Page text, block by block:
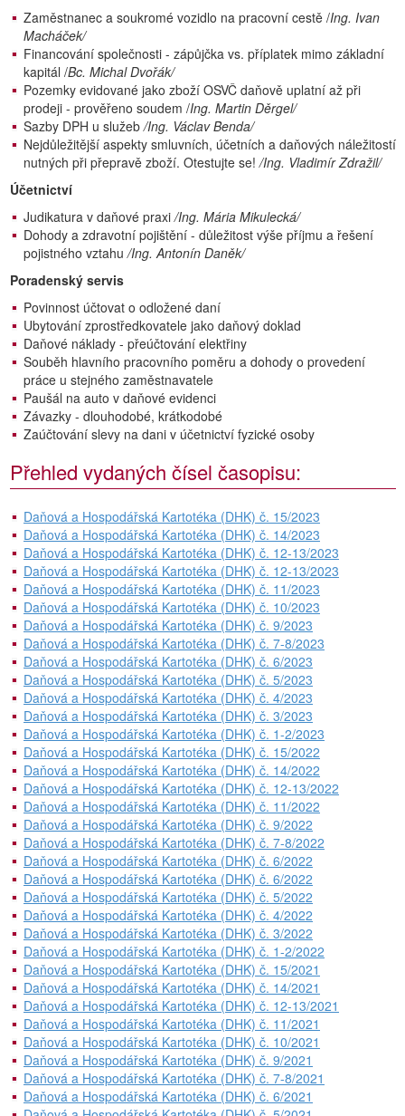
Zaměstnanec a soukromé vozidlo na pracovní cestě /Ing. Ivan
Macháček/
Financování společnosti - zápůjčka vs. příplatek mimo základní
kapitál /Bc. Michal Dvořák/
Pozemky evidované jako zboží OSVČ daňově uplatní až při
prodeji - prověřeno soudem /Ing. Martin Děrgel/
Sazby DPH u služeb/Ing. Václav Benda/
Nejdůležitější aspekty smluvních, účetních a daňových náležitostí
nutných při přepravě zboží. Otestujte se! /Ing. Vladimír Zdražil/
Účetnictví
Judikatura v daňové praxi/Ing. Mária Mikulecká/
Dohody a zdravotní pojištění - důležitost výše příjmu a řešení
pojistného vztahu/Ing. Antonín Daněk/
Poradenský servis
Povinnost účtovat o odložené daní
Ubytování zprostředkovatele jako daňový doklad
Daňové náklady - přeúčtování elektřiny
Souběh hlavního pracovního poměru a dohody o provedení
práce u stejného zaměstnavatele
Paušál na auto v daňové evidenci
Závazky - dlouhodobé, krátkodobé
Zaúčtování slevy na dani v účetnictví fyzické osoby
Přehled vydaných čísel časopisu:
Daňová a Hospodářská Kartotéka (DHK) č. 15/2023
Daňová a Hospodářská Kartotéka (DHK) č. 14/2023
Daňová a Hospodářská Kartotéka (DHK) č. 12-13/2023
Daňová a Hospodářská Kartotéka (DHK) č. 12-13/2023
Daňová a Hospodářská Kartotéka (DHK) č. 11/2023
Daňová a Hospodářská Kartotéka (DHK) č. 10/2023
Daňová a Hospodářská Kartotéka (DHK) č. 9/2023
Daňová a Hospodářská Kartotéka (DHK) č. 7-8/2023
Daňová a Hospodářská Kartotéka (DHK) č. 6/2023
Daňová a Hospodářská Kartotéka (DHK) č. 5/2023
Daňová a Hospodářská Kartotéka (DHK) č. 4/2023
Daňová a Hospodářská Kartotéka (DHK) č. 3/2023
Daňová a Hospodářská Kartotéka (DHK) č. 1-2/2023
Daňová a Hospodářská Kartotéka (DHK) č. 15/2022
Daňová a Hospodářská Kartotéka (DHK) č. 14/2022
Daňová a Hospodářská Kartotéka (DHK) č. 12-13/2022
Daňová a Hospodářská Kartotéka (DHK) č. 11/2022
Daňová a Hospodářská Kartotéka (DHK) č. 9/2022
Daňová a Hospodářská Kartotéka (DHK) č. 7-8/2022
Daňová a Hospodářská Kartotéka (DHK) č. 6/2022
Daňová a Hospodářská Kartotéka (DHK) č. 6/2022
Daňová a Hospodářská Kartotéka (DHK) č. 5/2022
Daňová a Hospodářská Kartotéka (DHK) č. 4/2022
Daňová a Hospodářská Kartotéka (DHK) č. 3/2022
Daňová a Hospodářská Kartotéka (DHK) č. 1-2/2022
Daňová a Hospodářská Kartotéka (DHK) č. 15/2021
Daňová a Hospodářská Kartotéka (DHK) č. 14/2021
Daňová a Hospodářská Kartotéka (DHK) č. 12-13/2021
Daňová a Hospodářská Kartotéka (DHK) č. 11/2021
Daňová a Hospodářská Kartotéka (DHK) č. 10/2021
Daňová a Hospodářská Kartotéka (DHK) č. 9/2021
Daňová a Hospodářská Kartotéka (DHK) č. 7-8/2021
Daňová a Hospodářská Kartotéka (DHK) č. 6/2021